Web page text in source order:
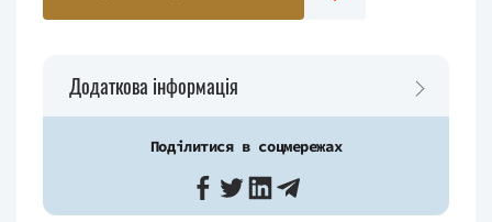
Додаткова інформація
Поділитися в соцмережах